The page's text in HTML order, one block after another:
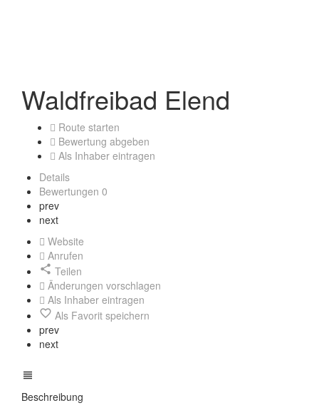
Waldfreibad Elend
Route starten
Bewertung abgeben
Als Inhaber eintragen
Details
Bewertungen 0
prev
next
Website
Anrufen
Teilen
Änderungen vorschlagen
Als Inhaber eintragen
Als Favorit speichern
prev
next
Beschreibung